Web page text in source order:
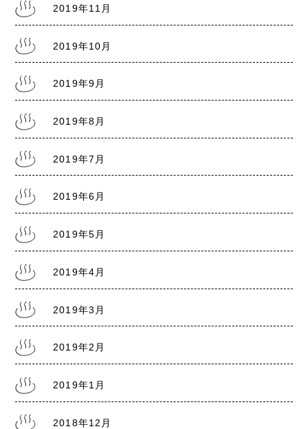
2019年11月
2019年10月
2019年9月
2019年8月
2019年7月
2019年6月
2019年5月
2019年4月
2019年3月
2019年2月
2019年1月
2018年12月